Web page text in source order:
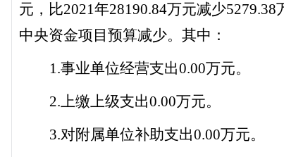
元，比2021年28190.84万元减少5279.38
中央资金项目预算减少。其中：
1.事业单位经营支出0.00万元。
2.上缴上级支出0.00万元。
3.对附属单位补助支出0.00万元。